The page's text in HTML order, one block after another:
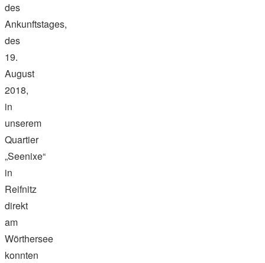
des
Ankunftstages,
des
19.
August
2018,
in
unserem
Quartier
„Seenixe“
in
Reifnitz
direkt
am
Wörthersee
konnten